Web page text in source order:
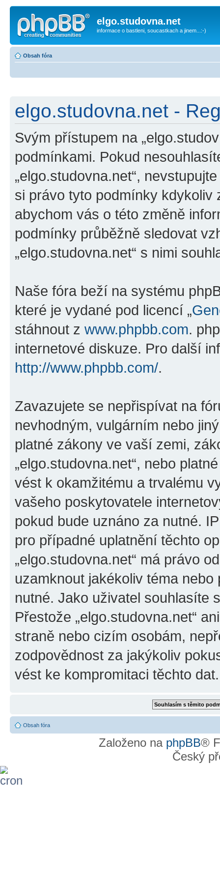
elgo.studovna.net
informace o bastleni, soucastkach a jinem...:-)
Obsah fóra
elgo.studovna.net -
Svým přístupem na
podmínkami. Pokud
„elgo.studovna.net“,
si právo tyto podmínky kdykoliv
abychom vás o této změně
podmínky průběžně sledovat
„elgo.studovna.net“ s nimi
Naše fóra beží na systému
které je vydané pod licencí „
stáhnout z www.phpbb.com.
internetové diskuze. Pro další
http://www.phpbb.com/.
Zavazujete se nepřispívat na
nevhodným, vulgárním nebo
platné zákony ve vaší zemi,
„elgo.studovna.net“, nebo
vést k okamžitému a trvalému
vašeho poskytovatele
pokud bude uznáno za nutné.
pro případné uplatnění těchto
„elgo.studovna.net“ má právo
uzamknout jakékoliv téma
nutné. Jako uživatel souhlasíte
Přestože „elgo.studovna.net“
straně nebo cizím osobám,
zodpovědnost za jakýkoliv
vést ke kompromitaci těchto dat.
Obsah fóra
Založeno na phpBB®
Český